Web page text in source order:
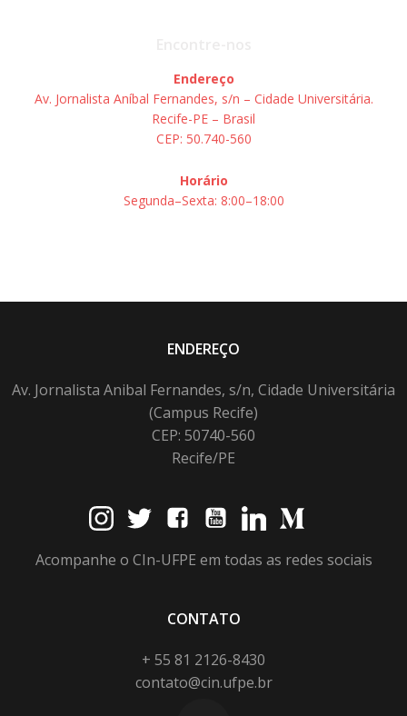
Endereço
Av. Jornalista Aníbal Fernandes, s/n – Cidade Universitária.
Recife-PE – Brasil
CEP: 50.740-560
Horário
Segunda–Sexta: 8:00–18:00
ENDEREÇO
Av. Jornalista Anibal Fernandes, s/n, Cidade Universitária
(Campus Recife)
CEP: 50740-560
Recife/PE
Acompanhe o CIn-UFPE em todas as redes sociais
CONTATO
+ 55 81 2126-8430
contato@cin.ufpe.br